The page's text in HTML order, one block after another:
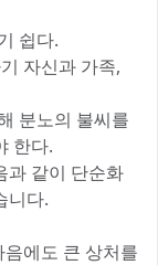
쉽다.
자신과 가족,
분노의 불씨를
한다.
과 같이 단순화
니다.
에도 큰 상처를